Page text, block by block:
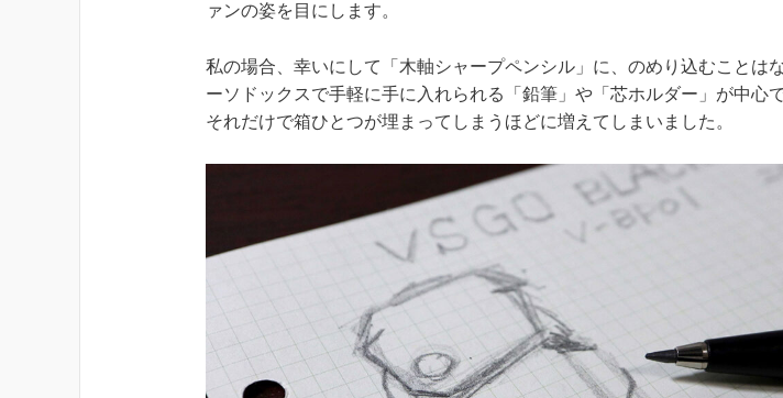
ァンの姿を目にします。
私の場合、幸いにして「木軸シャープペンシル」に、のめり込むことは
ーソドックスで手軽に手に入れられる「鉛筆」や「芯ホルダー」が中心
それだけで箱ひとつが埋まってしまうほどに増えてしまいました。